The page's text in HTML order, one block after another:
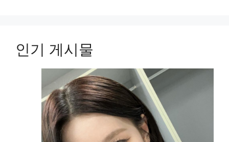
인기 게시물